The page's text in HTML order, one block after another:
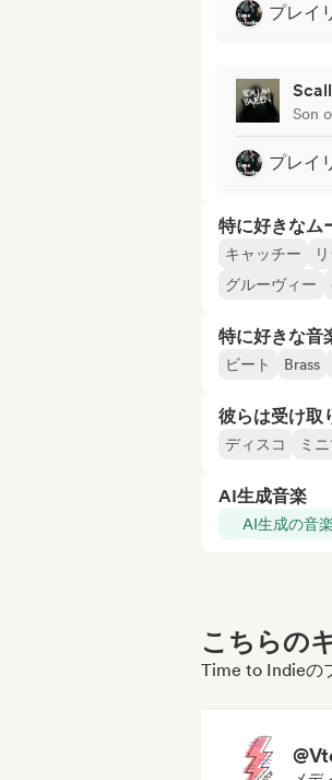
プレイ
Son
プレイ
特に好きなム
キャッチー
グルーヴィー
特に好きな音
ビート Brass
彼らは受け取
ディスコ ミ
AI生成音楽
AI生成の音
こちらの
Time to Indieの